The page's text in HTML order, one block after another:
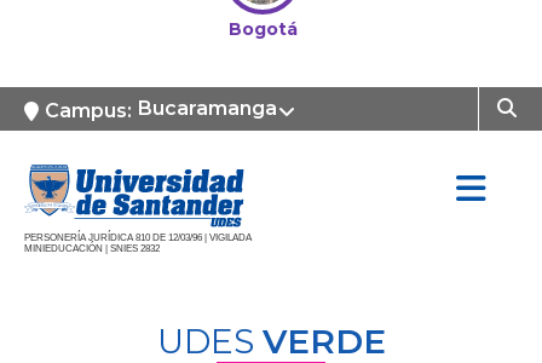
Bogotá
Campus: Bucaramanga
PERSONERÍA JURÍDICA 810 DE 12/03/96 | VIGILADA
MINIEDUCACIÓN | SNIES 2832
UDES VERDE